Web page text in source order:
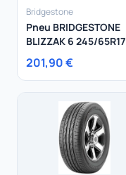
Bridgestone
Pneu BRIDGESTONE
BLIZZAK 6 245/65R17
111V
201,90 €